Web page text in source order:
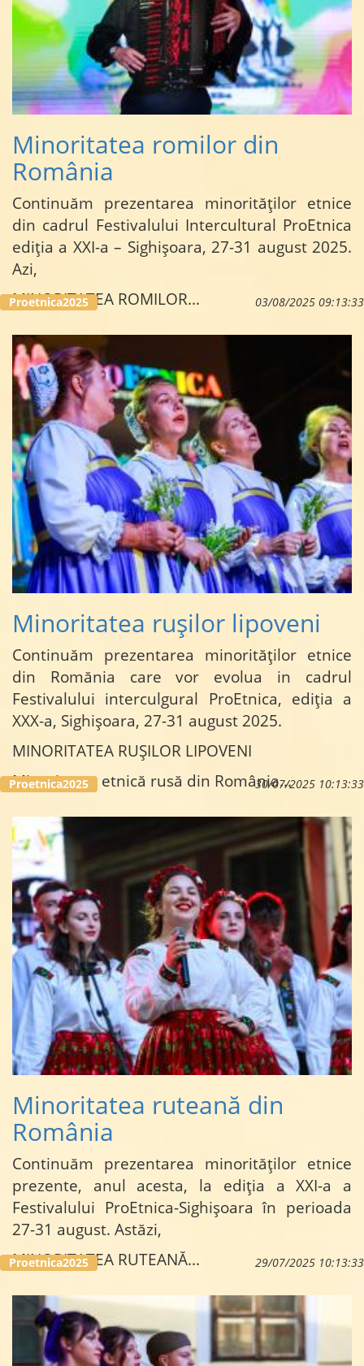
Minoritatea romilor din
România
Continuăm prezentarea minorităților etnice
din cadrul Festivalului Intercultural ProEtnica
ediția a XXI-a – Sighișoara, 27-31 august 2025.
Azi,
MINORITATEA ROMILOR... 03/08/2025 09:13:33
Proetnica2025
Minoritatea rușilor lipoveni
Continuăm prezentarea minorităților etnice
din Romănia care vor evolua in cadrul
Festivalului interculgural ProEtnica, ediția a
XXX-a, Sighișoara, 27-31 august 2025.
MINORITATEA RUȘILOR LIPOVENI
Minoritatea etnică rusă din România...30/07/2025 10:13:33
Proetnica2025
Minoritatea ruteană din
România
Continuăm prezentarea minorităților etnice
prezente, anul acesta, la ediția a XXI-a a
Festivalului ProEtnica-Sighișoara în perioada
27-31 august. Astăzi,
MINORITATEA RUTEANĂ...
29/07/2025 10:13:33
Proetnica2025